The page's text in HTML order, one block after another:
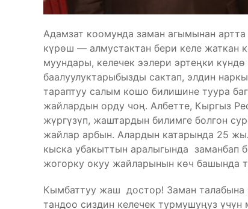
Адамзат коомунда заман агымынан артта
күрөш — алмустактан бери келе жаткан
муундары, келечек ээлери эртеңки
баалуулуктарыбызды сактап, элдин
тараптуу салым кошо билишине туура
жайлардын орду чоң. Албетте, Кыргыз
жүргүзүп, жаштардын билимге болгон
жайлар арбын. Алардын катарында 25
кыска убакыттын аралыгында заманбап
жогорку окуу жайларынын көч башында
Кымбаттуу жаш достор! Заман
тандоо сиздин келечек турмушуңуз үчүн